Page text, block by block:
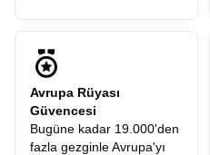
Avrupa Rüyası
Güvencesi
Bugüne kadar 19.000'den
fazla gezginle Avrupa'yı